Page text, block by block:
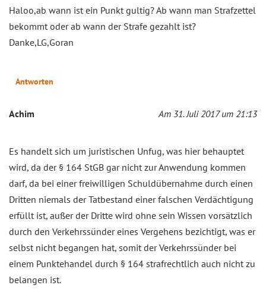
Haloo,ab wann ist ein Punkt gultig? Ab wann man Strafzettel
bekommt oder ab wann der Strafe gezahlt ist?
Danke,LG,Goran
Antworten
Achim Am 31. Juli 2017 um 21:13
Es handelt sich um juristischen Unfug, was hier behauptet
wird, da der § 164 StGB gar nicht zur Anwendung kommen
darf, da bei einer freiwilligen Schuldübernahme durch einen
Dritten niemals der Tatbestand einer falschen Verdächtigung
erfüllt ist, außer der Dritte wird ohne sein Wissen vorsätzlich
durch den Verkehrssünder eines Vergehens bezichtigt, was er
selbst nicht begangen hat, somit der Verkehrssünder bei
einem Punktehandel durch § 164 strafrechtlich auch nicht zu
belangen ist.